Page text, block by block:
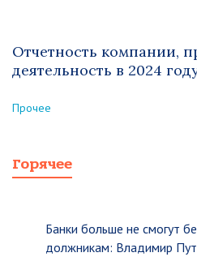
Отчетность компании,
деятельность в 2024
Прочее
Горячее
Банки больше не смогут
должникам: Владимир